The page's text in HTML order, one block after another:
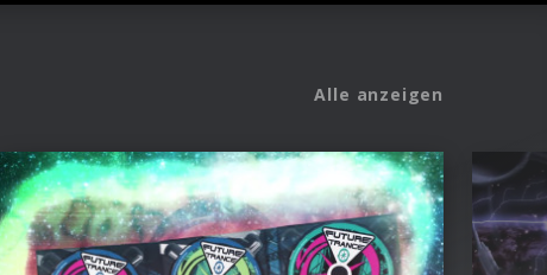
Alle anzeigen